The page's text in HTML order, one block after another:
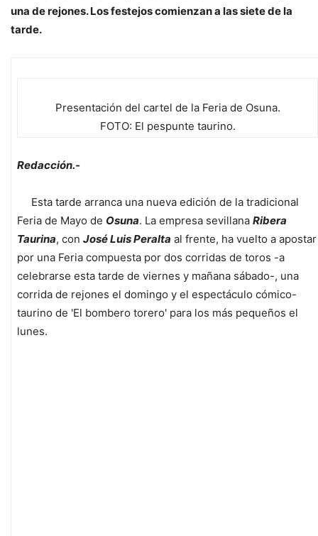
una de rejones. Los festejos comienzan a las siete de la
tarde.
Presentación del cartel de la Feria de Osuna.
FOTO: El pespunte taurino.
Redacción.-
Esta tarde arranca una nueva edición de la tradicional
Feria de Mayo de Osuna. La empresa sevillana Ribera
Taurina, con José Luis Peralta al frente, ha vuelto a apostar
por una Feria compuesta por dos corridas de toros -a
celebrarse esta tarde de viernes y mañana sábado-, una
corrida de rejones el domingo y el espectáculo cómico-
taurino de 'El bombero torero' para los más pequeños el
lunes.